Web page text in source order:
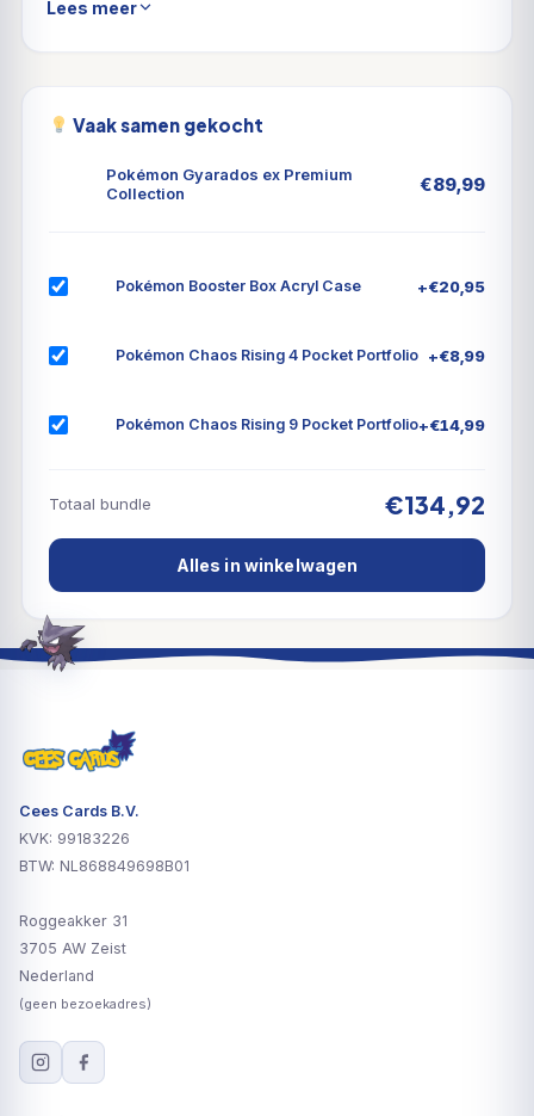
Een codekaart voor Pokémon TCG Live
Lees meer
Vaak samen gekocht
Pokémon Gyarados ex Premium
Collection
€89,99
Pokémon Booster Box Acryl Case +€20,95
Pokémon Chaos Rising 4 Pocket Portfolio +€8,99
Pokémon Chaos Rising 9 Pocket Portfolio+€14,99
Totaal bundle €134,92
Alles in winkelwagen
Cees Cards B.V.
KVK: 99183226
BTW: NL868849698B01
Roggeakker 31
3705 AW Zeist
Nederland
(geen bezoekadres)